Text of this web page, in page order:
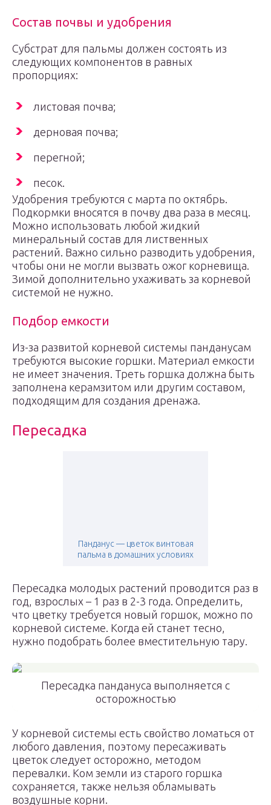
Состав почвы и удобрения
Субстрат для пальмы должен состоять из
следующих компонентов в равных
пропорциях:
листовая почва;
дерновая почва;
перегной;
песок.
Удобрения требуются с марта по октябрь.
Подкормки вносятся в почву два раза в месяц.
Можно использовать любой жидкий
минеральный состав для лиственных
растений. Важно сильно разводить удобрения,
чтобы они не могли вызвать ожог корневища.
Зимой дополнительно ухаживать за корневой
системой не нужно.
Подбор емкости
Из-за развитой корневой системы панданусам
требуются высокие горшки. Материал емкости
не имеет значения. Треть горшка должна быть
заполнена керамзитом или другим составом,
подходящим для создания дренажа.
Пересадка
Панданус — цветок винтовая
пальма в домашних условиях
Пересадка молодых растений проводится раз в
год, взрослых – 1 раз в 2-3 года. Определить,
что цветку требуется новый горшок, можно по
корневой системе. Когда ей станет тесно,
нужно подобрать более вместительную тару.
Пересадка пандануса выполняется с
осторожностью
У корневой системы есть свойство ломаться от
любого давления, поэтому пересаживать
цветок следует осторожно, методом
перевалки. Ком земли из старого горшка
сохраняется, также нельзя обламывать
воздушные корни.